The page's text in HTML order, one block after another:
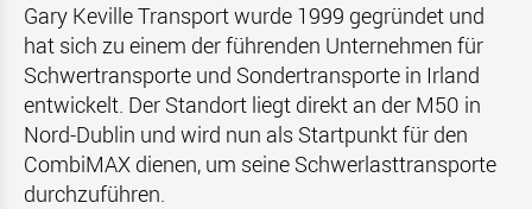
Gary Keville Transport wurde 1999 gegründet und
hat sich zu einem der führenden Unternehmen für
Schwertransporte und Sondertransporte in Irland
entwickelt. Der Standort liegt direkt an der M50 in
Nord-Dublin und wird nun als Startpunkt für den
CombiMAX dienen, um seine Schwerlasttransporte
durchzuführen.